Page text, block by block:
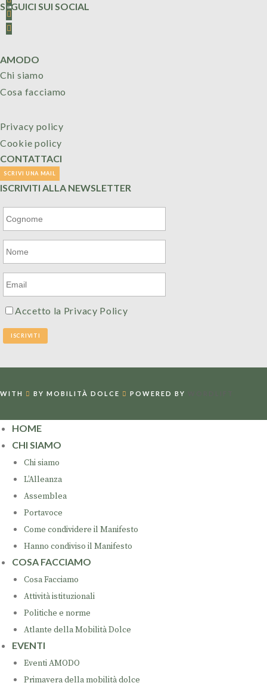
SEGUICI SUI SOCIAL
AMODO
Chi siamo
Cosa facciamo
Privacy policy
Cookie policy
CONTATTACI
ISCRIVITI ALLA NEWSLETTER
Accetto la Privacy Policy
WITH BY MOBILITÀ DOLCE POWERED BY
HOME
CHI SIAMO
Chi siamo
L’Alleanza
Assemblea
Portavoce
Come condividere il Manifesto
Hanno condiviso il Manifesto
COSA FACCIAMO
Cosa Facciamo
Attività istituzionali
Politiche e norme
Atlante della Mobilità Dolce
EVENTI
Eventi AMODO
Primavera della mobilità dolce